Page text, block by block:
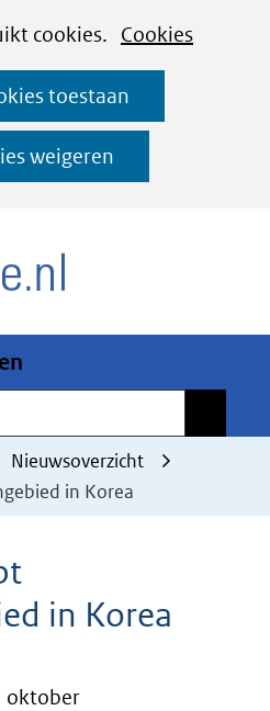
cookies. Cookies
toestaan
weigeren
Ga
naar
de
inhoud
Nieuwsoverzicht
in Korea
in Korea
oktober